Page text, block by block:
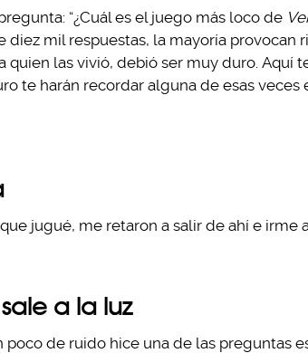
“¿Cuál es el juego más loco de
diez mil respuestas, la mayoría provocan
las vivió, debió ser muy duro. Aquí
te harán recordar alguna de esas veces
jugué, me retaron a salir de ahí e irme a
a la luz
poco de ruido hice una de las preguntas